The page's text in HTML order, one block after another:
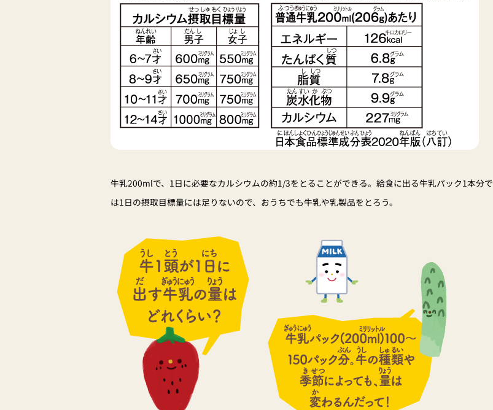
牛乳200mlで、1日に必要なカルシウムの約1/3をとることができる。給食に出る牛乳パック1本分で
は1日の摂取目標量には足りないので、おうちでも牛乳や乳製品をとろう。